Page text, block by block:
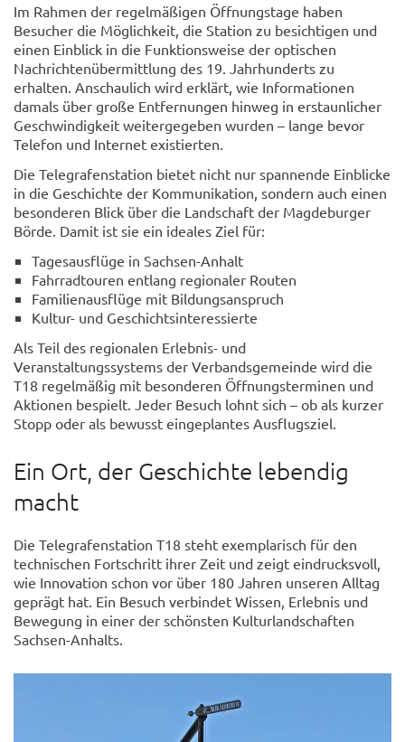
Im Rahmen der regelmäßigen Öffnungstage haben
Besucher die Möglichkeit, die Station zu besichtigen und
einen Einblick in die Funktionsweise der optischen
Nachrichtenübermittlung des 19. Jahrhunderts zu
erhalten. Anschaulich wird erklärt, wie Informationen
damals über große Entfernungen hinweg in erstaunlicher
Geschwindigkeit weitergegeben wurden – lange bevor
Telefon und Internet existierten.
Die Telegrafenstation bietet nicht nur spannende Einblicke
in die Geschichte der Kommunikation, sondern auch einen
besonderen Blick über die Landschaft der Magdeburger
Börde. Damit ist sie ein ideales Ziel für:
Tagesausflüge in Sachsen-Anhalt
Fahrradtouren entlang regionaler Routen
Familienausflüge mit Bildungsanspruch
Kultur- und Geschichtsinteressierte
Als Teil des regionalen Erlebnis- und
Veranstaltungssystems der Verbandsgemeinde wird die
T18 regelmäßig mit besonderen Öffnungsterminen und
Aktionen bespielt. Jeder Besuch lohnt sich – ob als kurzer
Stopp oder als bewusst eingeplantes Ausflugsziel.
Ein Ort, der Geschichte lebendig
macht
Die Telegrafenstation T18 steht exemplarisch für den
technischen Fortschritt ihrer Zeit und zeigt eindrucksvoll,
wie Innovation schon vor über 180 Jahren unseren Alltag
geprägt hat. Ein Besuch verbindet Wissen, Erlebnis und
Bewegung in einer der schönsten Kulturlandschaften
Sachsen-Anhalts.